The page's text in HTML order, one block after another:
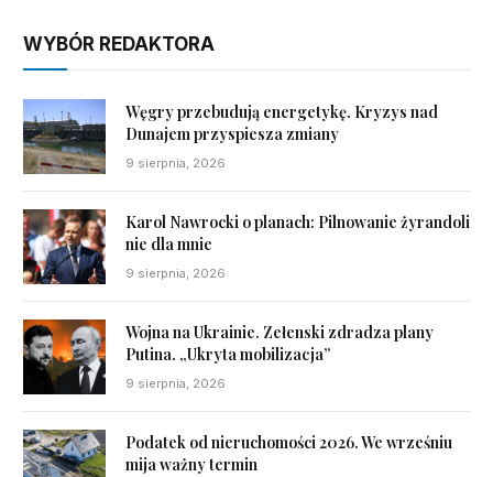
WYBÓR REDAKTORA
Węgry przebudują energetykę. Kryzys nad
Dunajem przyspiesza zmiany
9 sierpnia, 2026
Karol Nawrocki o planach: Pilnowanie żyrandoli
nie dla mnie
9 sierpnia, 2026
Wojna na Ukrainie. Zełenski zdradza plany
Putina. „Ukryta mobilizacja”
9 sierpnia, 2026
Podatek od nieruchomości 2026. We wrześniu
mija ważny termin